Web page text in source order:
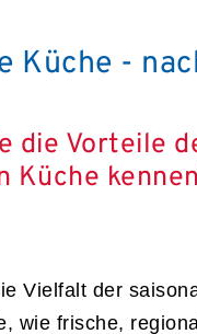
Küche -
die Vorteile
Küche
Vielfalt der
wie frische,